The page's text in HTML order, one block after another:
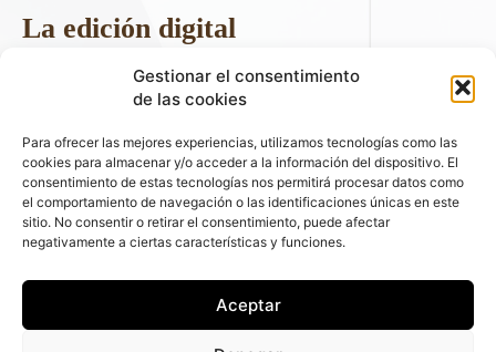
Gestionar el consentimiento
de las cookies
Para ofrecer las mejores experiencias, utilizamos tecnologías como las
cookies para almacenar y/o acceder a la información del dispositivo. El
consentimiento de estas tecnologías nos permitirá procesar datos como
el comportamiento de navegación o las identificaciones únicas en este
sitio. No consentir o retirar el consentimiento, puede afectar
negativamente a ciertas características y funciones.
Aceptar
La edición digital
Descargar último ejemplar
ir a hemeroteca
+ Contenido en redes sociales